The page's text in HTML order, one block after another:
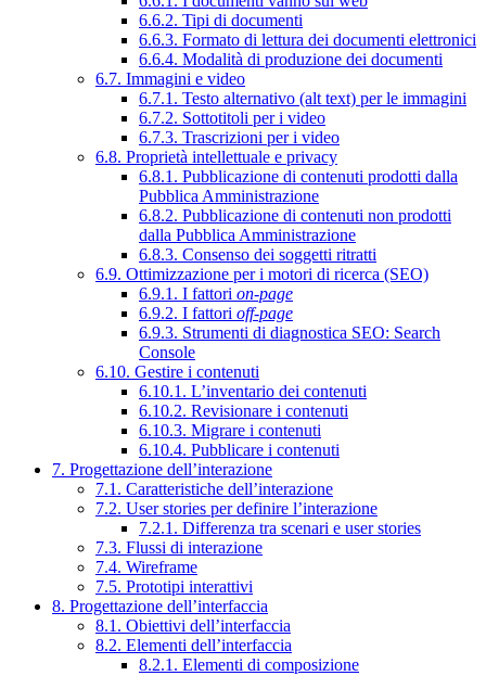
6.6.2. Tipi di documenti
6.6.3. Formato di lettura dei documenti elettronici
6.6.4. Modalità di produzione dei documenti
6.7. Immagini e video
6.7.1. Testo alternativo (alt text) per le immagini
6.7.2. Sottotitoli per i video
6.7.3. Trascrizioni per i video
6.8. Proprietà intellettuale e privacy
6.8.1. Pubblicazione di contenuti prodotti dalla
Pubblica Amministrazione
6.8.2. Pubblicazione di contenuti non prodotti
dalla Pubblica Amministrazione
6.8.3. Consenso dei soggetti ritratti
6.9. Ottimizzazione per i motori di ricerca (SEO)
6.9.1. I fattori on-page
6.9.2. I fattori off-page
6.9.3. Strumenti di diagnostica SEO: Search
Console
6.10. Gestire i contenuti
6.10.1. L’inventario dei contenuti
6.10.2. Revisionare i contenuti
6.10.3. Migrare i contenuti
6.10.4. Pubblicare i contenuti
7. Progettazione dell’interazione
7.1. Caratteristiche dell’interazione
7.2. User stories per definire l’interazione
7.2.1. Differenza tra scenari e user stories
7.3. Flussi di interazione
7.4. Wireframe
7.5. Prototipi interattivi
8. Progettazione dell’interfaccia
8.1. Obiettivi dell’interfaccia
8.2. Elementi dell’interfaccia
8.2.1. Elementi di composizione